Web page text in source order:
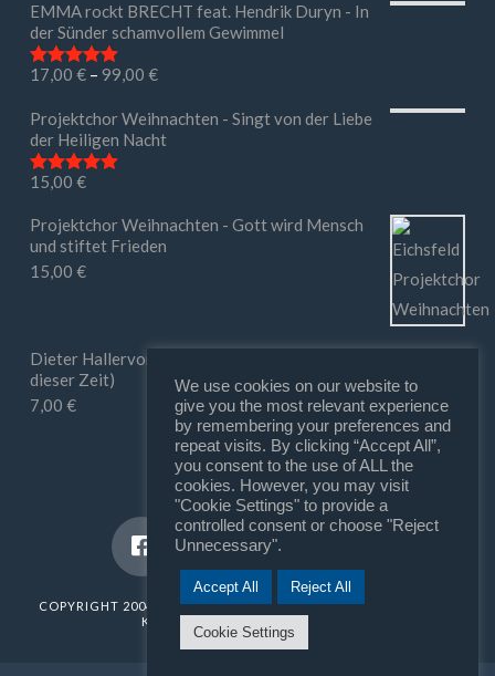
EMMA rockt BRECHT feat. Hendrik Duryn - In
der Sünder schamvollem Gewimmel
Bewertet mit
17,00 €– 99,00 €
Projektchor Weihnachten - Singt von der Liebe
der Heiligen Nacht
Bewertet mit
15,00 €
Projektchor Weihnachten - Gott wird Mensch
und stiftet Frieden
15,00 €
Dieter Hallervorden - Ihr macht mir Mut (in
dieser Zeit)
7,00 €
COPYRIGHT 2004 - 2025SUNROCK///MATTHIAS MÜLLER | FILM
KOMPONIST | SOUND DESIGNER
We use cookies on our website to
give you the most relevant experience
by remembering your preferences and
repeat visits. By clicking “Accept All”,
you consent to the use of ALL the
cookies. However, you may visit
"Cookie Settings" to provide a
controlled consent or choose "Reject
Unnecessary".
Accept All Reject All
Cookie Settings